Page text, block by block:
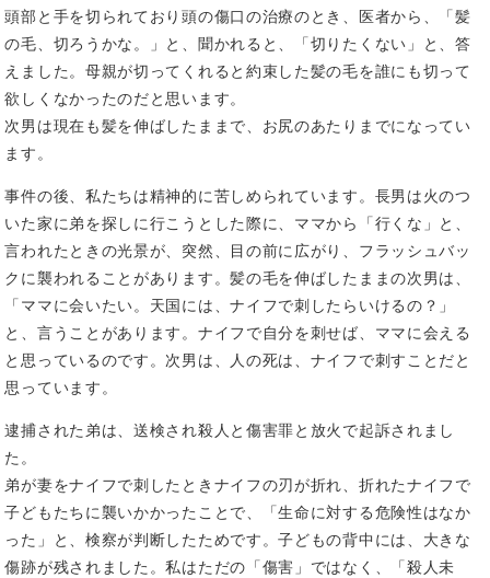
頭部と手を切られており頭の傷口の治療のとき、医者から、「髪
の毛、切ろうかな。」と、聞かれると、「切りたくない」と、答
えました。母親が切ってくれると約束した髪の毛を誰にも切って
欲しくなかったのだと思います。
次男は現在も髪を伸ばしたままで、お尻のあたりまでになってい
ます。
事件の後、私たちは精神的に苦しめられています。長男は火のつ
いた家に弟を探しに行こうとした際に、ママから「行くな」と、
言われたときの光景が、突然、目の前に広がり、フラッシュバッ
クに襲われることがあります。髪の毛を伸ばしたままの次男は、
「ママに会いたい。天国には、ナイフで刺したらいけるの？」
と、言うことがあります。ナイフで自分を刺せば、ママに会える
と思っているのです。次男は、人の死は、ナイフで刺すことだと
思っています。
逮捕された弟は、送検され殺人と傷害罪と放火で起訴されまし
た。
弟が妻をナイフで刺したときナイフの刃が折れ、折れたナイフで
子どもたちに襲いかかったことで、「生命に対する危険性はなか
った」と、検察が判断したためです。子どもの背中には、大きな
傷跡が残されました。私はただの「傷害」ではなく、「殺人未